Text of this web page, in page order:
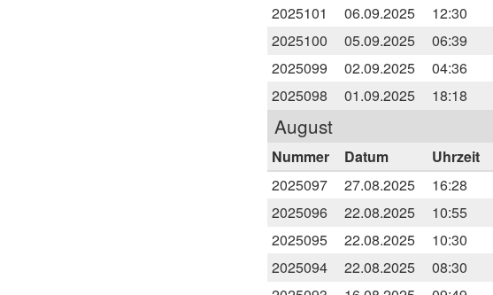
2025101
06.09.2025 12:30
2025100
05.09.2025 06:39
2025099
02.09.2025 04:36
2025098
01.09.2025 18:18
August
Nummer Datum Uhrzeit
2025097
27.08.2025 16:28
2025096
22.08.2025 10:55
2025095
22.08.2025 10:30
2025094
22.08.2025 08:30